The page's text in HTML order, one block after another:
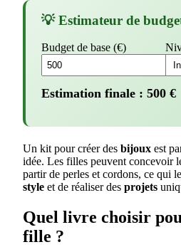
💡 Estimateur de
Budget de base (€)
Estimation finale : 500 €
Un kit pour créer des bijoux est
idée. Les filles peuvent concevoir
partir de perles et cordons, ce qui
style et de réaliser des projets
Quel livre choisir
fille ?